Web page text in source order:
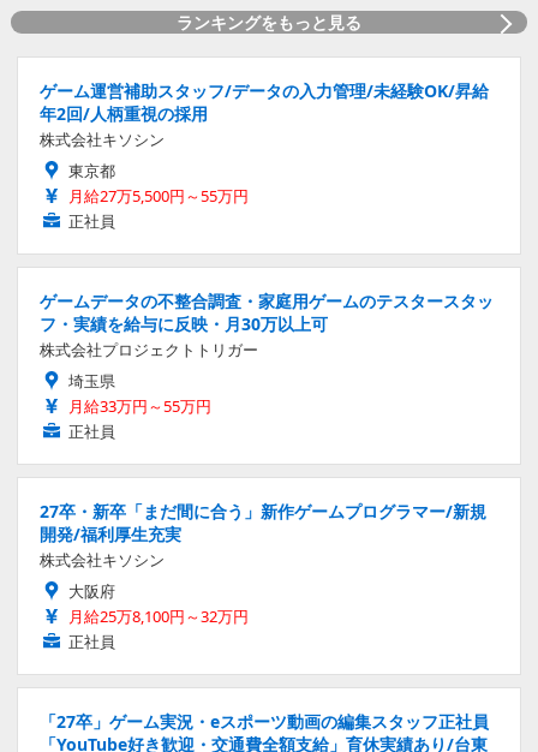
ランキングをもっと見る
ゲーム運営補助スタッフ/データの入力管理/未経験OK/昇給
年2回/人柄重視の採用
株式会社キソシン
東京都
月給27万5,500円～55万円
正社員
ゲームデータの不整合調査・家庭用ゲームのテスタースタッ
フ・実績を給与に反映・月30万以上可
株式会社プロジェクトトリガー
埼玉県
月給33万円～55万円
正社員
27卒・新卒「まだ間に合う」新作ゲームプログラマー/新規
開発/福利厚生充実
株式会社キソシン
大阪府
月給25万8,100円～32万円
正社員
「27卒」ゲーム実況・eスポーツ動画の編集スタッフ正社員
「YouTube好き歓迎・交通費全額支給」育休実績あり/台東